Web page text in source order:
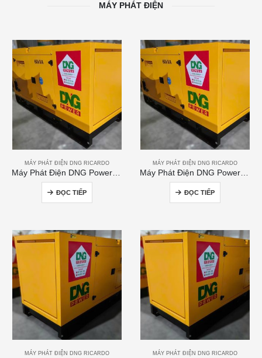
MÁY PHÁT ĐIỆN
MÁY PHÁT ĐIỆN DNG RICARDO
ĐỌC TIẾP
MÁY PHÁT ĐIỆN DNG RICARDO
ĐỌC TIẾP
MÁY PHÁT ĐIỆN DNG RICARDO MÁY PHÁT ĐIỆN DNG RICARDO